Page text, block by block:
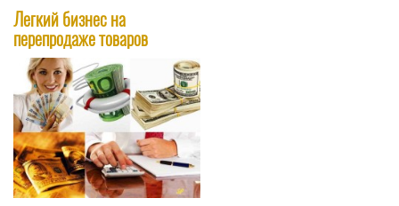
Легкий бизнес на
перепродаже товаров